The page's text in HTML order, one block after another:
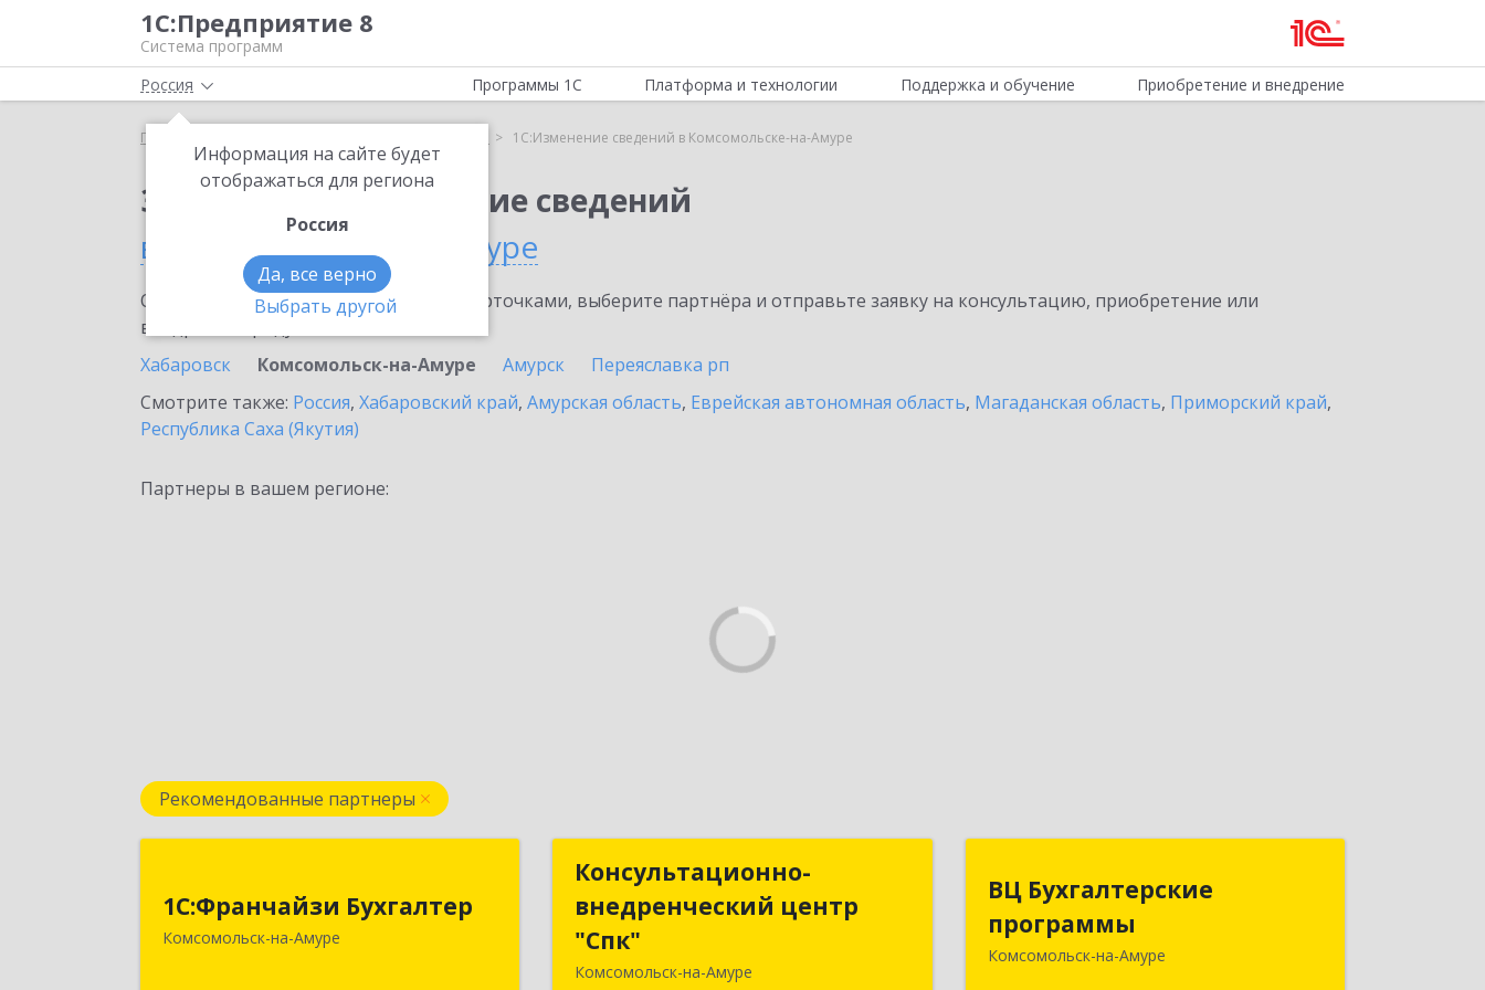
1С:Предприятие 8
Система программ
Россия
Информация на сайте будет
отображаться для региона
Россия
Да, все верно
Выбрать другой
Программы 1С Платформа и технологии Поддержка и обучение Приобретение и внедрение
Главная 1С:Изменение сведений в Комсомольске-на-Амуре
Заказать 1С:Изменение сведений
в Комсомольске-на-Амуре
Ознакомьтесь с информационными карточками, выберите партнёра и отправьте заявку на консультацию, приобретение или
внедрение продукта.
Хабаровск
Комсомольск-на-Амуре Амурск
Переяславка рп
Смотрите также: Россия, Хабаровский край, Амурская область, Еврейская автономная область, Магаданская область, Приморский край,
Республика Саха (Якутия)
Партнеры в вашем регионе:
Рекомендованные партнеры
1С:Франчайзи Бухгалтер
Комсомольск-на-Амуре
681000, Хабаровский край,
Комсомольск-на-Амуре г,
Консультационно-
внедренческий центр
"Спк"
Комсомольск-на-Амуре
Консультационно-
внедренческий центр
ВЦ Бухгалтерские
программы
Комсомольск-на-Амуре
программы
681000, Хабаровский край,